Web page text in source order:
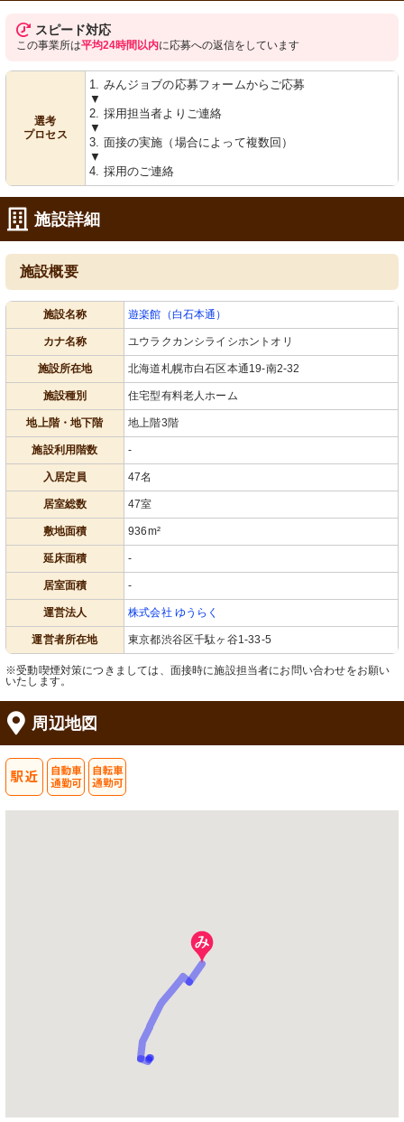
トイレ
手すり付きで安全に配慮された明るい
トイレです。利用者の方が使いやすい
よう設計されています。
エレベーター
は、移動を快適にサポートします。壁
には掲示物があり、情報共有がされて
エントランス
広々として明るいエントランスです。
清潔感のある環境で、訪れる方を温か
く迎えています。
浴室
手すり付きで安全に配慮された浴室で
す。清潔感のある環境で、ゆったりと
した入浴時間をお過ごしいただけま
す。
コインランドリー
手軽に洗濯ができる清潔なコインラン
ドリーです。利用者の方々の日常生活
を支える設備が揃っています。
壁にかけられたダーツボードのある居
会議室
快適な環境でお食事が楽しめる食堂で
清潔感あふれるダイニングルームで
す。壁面のデザインが心地よい雰囲気
スピード対応
この事業所は平均24時間以内に応募への返信をしています
選考
プロセス
1. みんジョブの応募フォームからご応募
▼
2. 採用担当者よりご連絡
▼
3. 面接の実施（場合によって複数回）
▼
4. 採用のご連絡
施設詳細
施設概要
施設名称 遊楽館（白石本通）
カナ名称 ユウラクカンシライシホントオリ
施設所在地 北海道札幌市白石区本通19-南2-32
施設種別 住宅型有料老人ホーム
地上階・地下階 地上階3階
施設利用階数 -
入居定員 47名
居室総数 47室
敷地面積 936m²
延床面積 -
居室面積 -
運営法人 株式会社 ゆうらく
運営者所在地 東京都渋谷区千駄ヶ谷1-33-5
※受動喫煙対策につきましては、面接時に施設担当者にお問い合わせをお願い
いたします。
周辺地図